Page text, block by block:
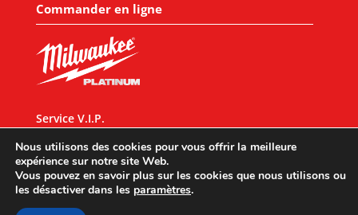
Commander en ligne
Service V.I.P.
Designed byUX Design
Nous utilisons des cookies pour vous offrir la meilleure
expérience sur notre site Web.
Vous pouvez en savoir plus sur les cookies que nous utilisons ou
les désactiver dans les paramètres.